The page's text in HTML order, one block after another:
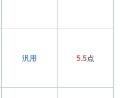
汎用 5.5点